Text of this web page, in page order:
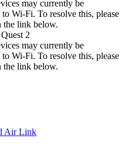
may currently be
Wi-Fi. To resolve this, please
the link below.
2
may currently be
Wi-Fi. To resolve this, please
the link below.
Air Link